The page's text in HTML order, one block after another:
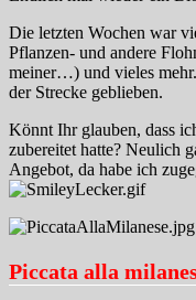
Die letzten Wochen war
Pflanzen- und andere
meiner…) und vieles
der Strecke geblieben.
Könnt Ihr glauben, dass
zubereitet hatte? Neulich
Angebot, da habe ich
Piccata alla